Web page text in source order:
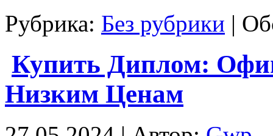
Рубрика: Без рубрики |
Купить Диплом:
Низким Ценам